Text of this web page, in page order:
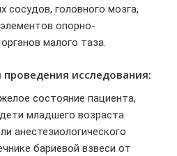
сосудов, головного мозга,
опорно-
малого таза.
исследования:
состояние пациента,
младшего возраста
анестезиологического
бариевой взвеси от